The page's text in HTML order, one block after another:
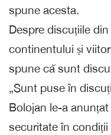
spune acesta.
Despre discuțiile
continentului și
spune că sunt
„Sunt puse în
Bolojan le-a
securitate în